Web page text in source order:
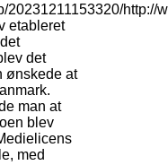
20231211153320/http://
etableret
det
ønskede at
man at
blev
med